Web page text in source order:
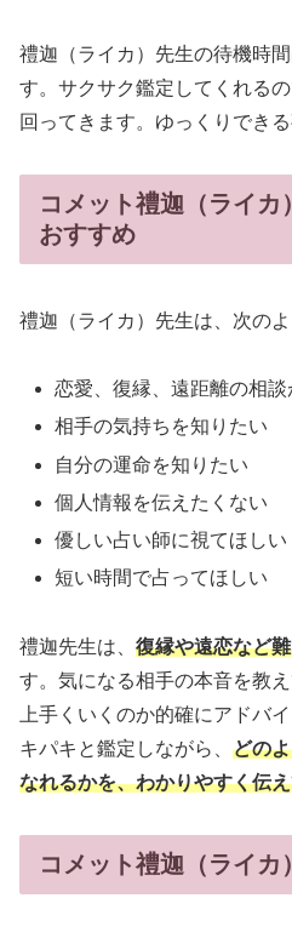
禮迦（ライカ）先生の待機時間
す。サクサク鑑定してくれる
回ってきます。ゆっくりでき
コメット禮迦（ライカ
おすすめ
禮迦（ライカ）先生は、次の
恋愛、復縁、遠距離の相談
相手の気持ちを知りたい
自分の運命を知りたい
個人情報を伝えたくない
優しい占い師に視てほしい
短い時間で占ってほしい
禮迦先生は、 復縁や遠恋など
す。気になる相手の本音を教
上手くいくのか的確にアドバ
キパキと鑑定しながら、 どの
なれるかを、わかりやすく伝
コメット禮迦（ライカ